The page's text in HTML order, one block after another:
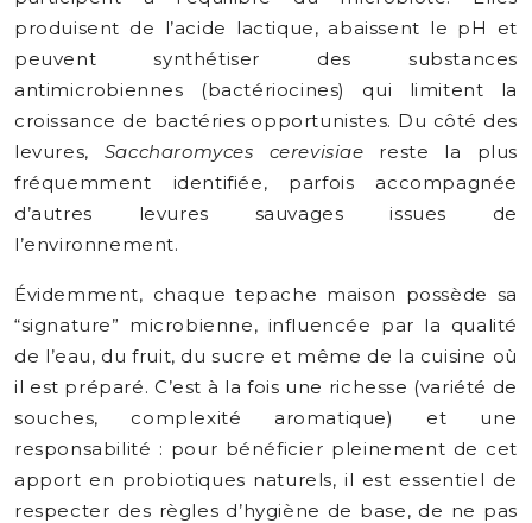
produisent de l’acide lactique, abaissent le pH et
peuvent synthétiser des substances
antimicrobiennes (bactériocines) qui limitent la
croissance de bactéries opportunistes. Du côté des
levures, Saccharomyces cerevisiae reste la plus
fréquemment identifiée, parfois accompagnée
d’autres levures sauvages issues de
l’environnement.
Évidemment, chaque tepache maison possède sa
“signature” microbienne, influencée par la qualité
de l’eau, du fruit, du sucre et même de la cuisine où
il est préparé. C’est à la fois une richesse (variété de
souches, complexité aromatique) et une
responsabilité : pour bénéficier pleinement de cet
apport en probiotiques naturels, il est essentiel de
respecter des règles d’hygiène de base, de ne pas